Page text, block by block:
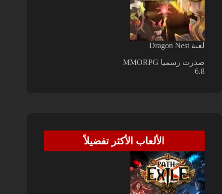
لعبة Dragon Nest
صدرت رسميا MMORPG
6.8
الألعاب الأكثر تفضيلاً